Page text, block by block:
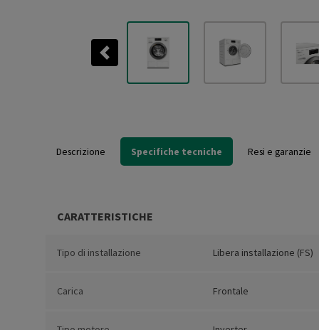
Previous
Descrizione Specifiche tecniche Resi e garanzie
CARATTERISTICHE
Tipo di installazione Libera installazione (FS)
Carica Frontale